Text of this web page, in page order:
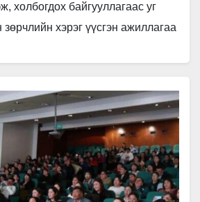
холбогдох байгууллагаас уг
зөрчлийн хэрэг үүсгэн ажиллагаа